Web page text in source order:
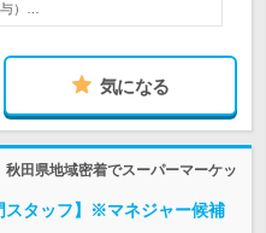
）…
気になる
田県地域密着でスーパーマーケッ
スタッフ】※マネジャー候補